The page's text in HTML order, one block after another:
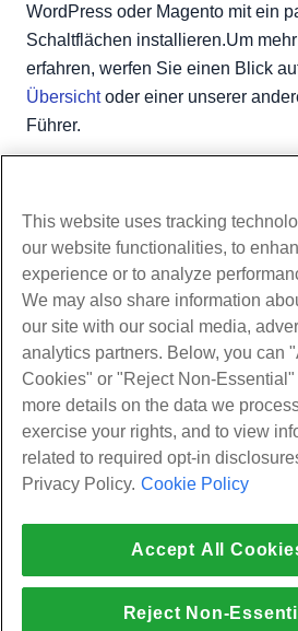
WordPress oder Magento mit ein
Schaltflächen installieren.Um
erfahren, werfen Sie einen Blick
Übersichtoder einer unserer
Führer.
Produkte
Web-Hosting
Business Hosting
Reseller Hosting
White Label Reseller
Verwaltete Linux. VPS
Verwaltete Fenster. VPS
Nicht verwaltetes Windows VPS
Cloud-Server
Dienstleistungen
Website-Migrationen
Gemeinschaft
Produktdokumentation
Tutorials
Unternehmen
Über uns
Drücken Sie
Datenschutz-Bestimmungen
Strafverfolgung
Partnervereinbarung
Unterstützung
Live-Chat mit uns
© 2010-2026 Hostwinds, ein
Unternehmen.
This website uses tracking
our website functionalities, to
experience or to analyze
We may also share information
our site with our social media,
analytics partners. Below, you can
Cookies" or "Reject Non-
more details on the data we
exercise your rights, and to view
related to required opt-in
Privacy Policy. Cookie Policy
Accept All
Reject Non-